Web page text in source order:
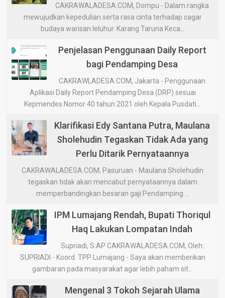
CAKRAWALADESA.COM, Dompu - Dalam rangka
mewujudkan kepedulian serta rasa cinta terhadap cagar
budaya warisan leluhur. Karang Taruna Keca...
Penjelasan Penggunaan Daily Report
bagi Pendamping Desa
CAKRAWLADESA.COM, Jakarta - Penggunaan
Aplikasi Daily Report Pendamping Desa (DRP) sesuai
Kepmendes Nomor 40 tahun 2021 oleh Kepala Pusdati...
Klarifikasi Edy Santana Putra, Maulana
Sholehudin Tegaskan Tidak Ada yang
Perlu Ditarik Pernyataannya
CAKRAWALADESA.COM, Pasuruan - Maulana Sholehudin
tegaskan tidak akan mencabut pernyataannya dalam
memperbandingkan besaran gaji Pendamping ...
IPM Lumajang Rendah, Bupati Thoriqul
Haq Lakukan Lompatan Indah
Supriadi, S.AP CAKRAWALADESA.COM, Oleh:
SUPRIADI - Koord. TPP Lumajang - Saya akan memberikan
gambaran pada masyarakat agar lebih paham sit...
Mengenal 3 Tokoh Sejarah Ulama